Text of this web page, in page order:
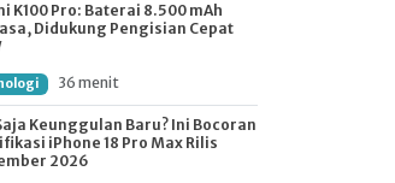
K100 Pro: Baterai 8.500 mAh
Didukung Pengisian Cepat
36 menit
Keunggulan Baru? Ini Bocoran
iPhone 18 Pro Max Rilis
2026